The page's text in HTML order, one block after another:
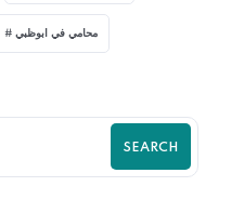
محامي في ابوظبي
SEARCH